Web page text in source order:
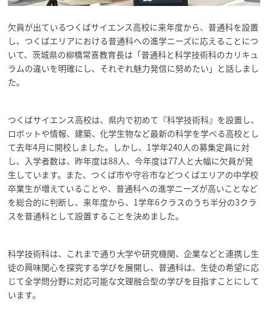
欠員が出ているつくばサイエンス高校に来年度から、普通科を設置
し、つくばエリアにおける普通科への進学ニーズに応えることにつ
いて、茨城県の柳橋常喜教育長は「普通科と科学技術科のカリキュ
ラムの違いを明確にし、それぞれ魅力発信に努めたい」と話しまし
た。
つくばサイエンス高校は、県内で初めて『科学技術科』を設置し、
ロボットや情報、建築、化学生物など最新の科学を学べる高校とし
て去年4月に開校しました。しかし、1学年240人の募集定員に対
し、入学者数は、昨年度は88人、今年度は77人と大幅に欠員が発
生しています。また、つくば市や守谷市などつくばエリアの中学校
卒業生が増えていることや、普通科への進学ニーズが高いことなど
を総合的に判断し、来年度から、1学年6クラスのうち半分の3クラ
スを普通科として設置することを決めました。
科学技術科は、これまで通り大学や研究機関、企業などと連携し生
徒の興味関心を探究する学びを展開し、普通科は、生徒の希望に応
じて全学問分野に対応可能な文理融合型の学びを目指すことにして
います。